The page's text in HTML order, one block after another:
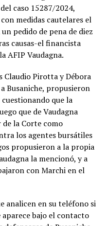
caso 15287/2024,
medidas cautelares el
pedido de pena de diez
causas-el financista
AFIP Vaudagna.
Claudio Pirotta y Débora
Busaniche, propusieron
que la
que de Vaudagna
la Corte como
los agentes bursátiles
propusieron a la propia
la mencionó, y a
con Marchi en el
analicen en su teléfono si
bajo el contacto